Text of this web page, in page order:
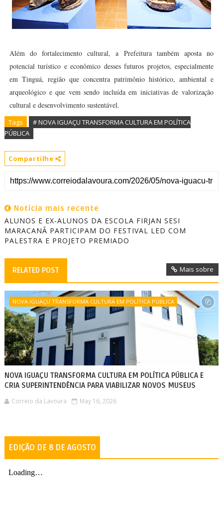
Além do fortalecimento cultural, a Prefeitura também aposta no
potencial turístico e econômico desses futuros projetos, especialmente
em Tinguá, região que concentra patrimônio histórico, ambiental e
arqueológico e que vem sendo incluída em iniciativas de valorização
cultural e desenvolvimento sustentável.
Tags
# NOVA IGUAÇU TRANSFORMA CULTURA EM POLÍTICA
PÚBLICA
Compartilhe
Notícia mais recente
ALUNOS E EX-ALUNOS DA ESCOLA FIRJAN SESI
MARACANÃ PARTICIPAM DO FESTIVAL LED COM
PALESTRA E PROJETO PREMIADO
RELATED POST Mais sobre
NOVA IGUAÇU TRANSFORMA CULTURA EM POLÍTICA PÚBLICA
NOVA IGUAÇU TRANSFORMA CULTURA EM POLÍTICA PÚBLICA E
CRIA SUPERINTENDÊNCIA PARA VIABILIZAR NOVOS MUSEUS
Correio da Lavoura May 16, 2026
EDIÇÃO DE 8 DE AGOSTO